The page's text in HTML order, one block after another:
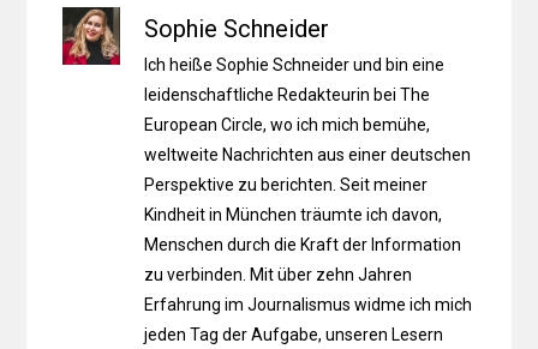
Sophie Schneider
Ich heiße Sophie Schneider und bin eine
leidenschaftliche Redakteurin bei The
European Circle, wo ich mich bemühe,
weltweite Nachrichten aus einer deutschen
Perspektive zu berichten. Seit meiner
Kindheit in München träumte ich davon,
Menschen durch die Kraft der Information
zu verbinden. Mit über zehn Jahren
Erfahrung im Journalismus widme ich mich
jeden Tag der Aufgabe, unseren Lesern